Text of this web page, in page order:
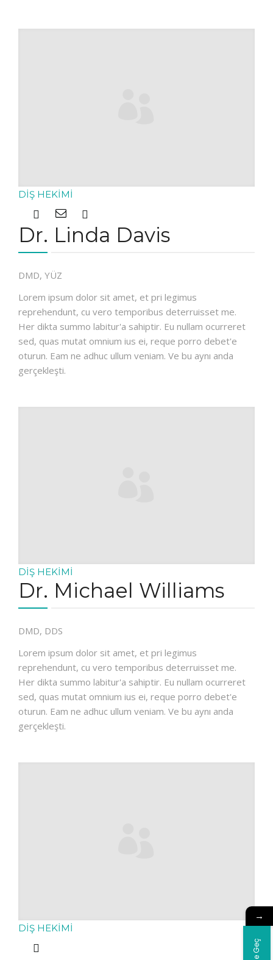
DIŞ HEKIMI
Dr. Linda Davis
DMD, YÜZ
Lorem ipsum dolor sit amet, et pri legimus
reprehendunt, cu vero temporibus deterruisset me.
Her dikta summo labitur'a sahiptir. Eu nullam ocurreret
sed, quas mutat omnium ius ei, reque porro debet'e
oturun. Eam ne adhuc ullum veniam. Ve bu aynı anda
gerçekleşti.
DIŞ HEKIMI
Dr. Michael Williams
DMD, DDS
Lorem ipsum dolor sit amet, et pri legimus
reprehendunt, cu vero temporibus deterruisset me.
Her dikta summo labitur'a sahiptir. Eu nullam ocurreret
sed, quas mutat omnium ius ei, reque porro debet'e
oturun. Eam ne adhuc ullum veniam. Ve bu aynı anda
gerçekleşti.
DIŞ HEKIMI
→